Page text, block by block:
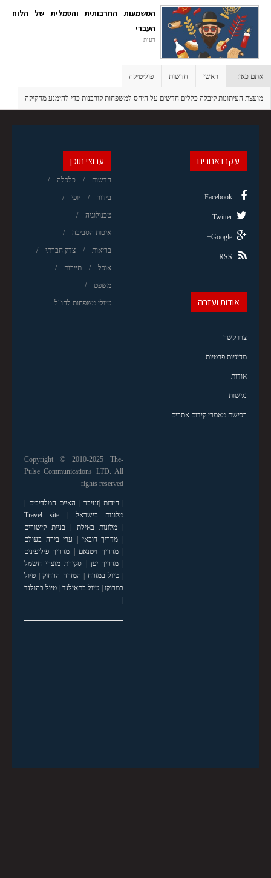
המשמעות התרבותית והסמלית של הלוח
העברי
דעות
אתם כאן: ראשי חדשות פוליטיקה
מועצת העיתונות קיבלה כללים חדשים על היחס למשפחות קורבנות כדי להימנע מחקיקה
ערוצי תוכן
חדשות כלכלה
בידור יופי
טכנולוגיה
איכות הסביבה
בריאות צדק חברתי
אוכל תיירות
משפט
טיולי משפחות לחו"ל
עקבו אחרינו
Facebook
Twitter
Google+
RSS
אודות ועזרה
צרו קשר
מדיניות פרטיות
אודות
נגישות
רכישת מאמרי קידום אתרים
Copyright © 2010-2025 The-
Pulse Communications LTD. All
rights reserved
|חידות |זנזיבר | האיים המלדיבים |
מלונות בישראל |
Travel site
|מלונות באילת | בניית קישורים
| מדריך דובאי | ערי בירה בעולם
|מדריך ויטנאם | מדריך פיליפינים
|מדריך יפן | סקירת מוצרי חשמל
| טיול במזרח | המזרח הרחוק| טיול
במרוקו| טיול בתאילנד| טיול בהולנד
|